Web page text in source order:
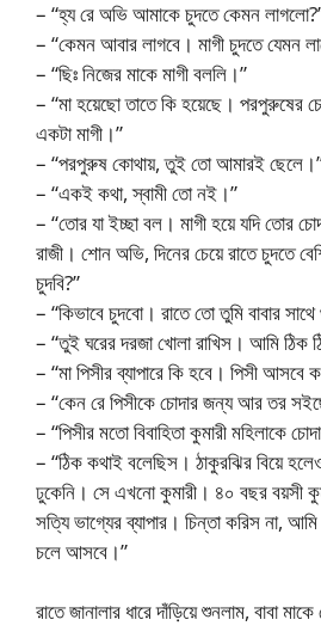
– “হ্য রে অভি আমাকে চুদতে কেমন
– “কেমন আবার লাগবে। মাগী চুদতে যেমন
– “ছিঃ নিজের মাকে মাগী বললি।”
– “মা হয়েছো তাতে কি হয়েছে। পরপুরুষের
একটা মাগী।”
– “পরপুরুষ কোথায়, তুই তো আমারই
– “একই কথা, স্বামী তো নই।”
– “তোর যা ইচ্ছা বল। মাগী হয়ে যদি তোর
রাজী। শোন অভি, দিনের চেয়ে রাতে চুদতে
চুদবি?”
– “কিভাবে চুদবো। রাতে তো তুমি বাবার
– “তুই ঘরের দরজা খোলা রাখিস। আমি
– “মা পিসীর ব্যাপারে কি হবে। পিসী আসবে
– “কেন রে পিসীকে চোদার জন্য আর তর
– “পিসীর মতো বিবাহিতা কুমারী মহিলাকে
– “ঠিক কথাই বলেছিস। ঠাকুরঝির বিয়ে
ঢুকেনি। সে এখনো কুমারী। ৪০ বছর বয়সী
সত্যি ভাগ্যের ব্যাপার। চিন্তা করিস না,
চলে আসবে।”
রাতে জানালার ধারে দাঁড়িয়ে শুনলাম, বাবা